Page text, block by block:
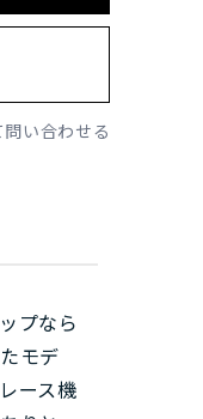
い合わせる
プなら
モデ
ース機